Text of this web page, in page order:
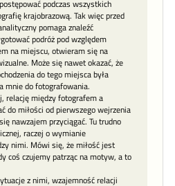
podczas wszystkich
krajobrazową. Tak więc przed
pomaga znaleźć
podróż pod względem
na miejscu, otwieram się na
Może się nawet okazać, że
do tego miejsca była
mnie do fotografowania.
relację między fotografem a
do miłości od pierwszego wejrzenia
nawzajem przyciągać. Tu trudno
raczej o wymianie
nimi. Mówi się, że miłość jest
coś czujemy patrząc na motyw, a to
z nimi, wzajemność relacji